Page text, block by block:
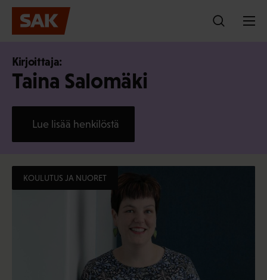
Hyppää
sisältöön
Kirjoittaja:
Taina Salomäki
Lue lisää henkilöstä
KOULUTUS JA NUORET